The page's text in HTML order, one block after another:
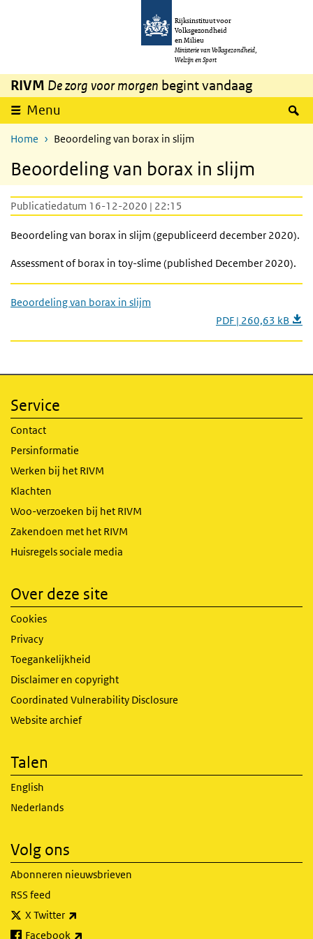
Overslaan en naar de inhoud gaan
Rijksinstituut voor
Volksgezondheid
en Milieu
Ministerie van Volksgezondheid,
Welzijn en Sport
RIVM De zorg voor morgen begint vandaag
Menu
Home Beoordeling van borax in slijm
Beoordeling van borax in slijm
Publicatiedatum 16-12-2020 | 22:15
Beoordeling van borax in slijm (gepubliceerd december 2020).
Assessment of borax in toy-slime (published December 2020).
Beoordeling van borax in slijm
PDF | 260,63 kB
Service
Contact
Persinformatie
Werken bij het RIVM
Klachten
Woo-verzoeken bij het RIVM
Zakendoen met het RIVM
Huisregels sociale media
Over deze site
Cookies
Privacy
Toegankelijkheid
Disclaimer en copyright
Coordinated Vulnerability Disclosure
Website archief
Talen
English
Nederlands
Volg ons
Abonneren nieuwsbrieven
RSS feed
X Twitter
Facebook